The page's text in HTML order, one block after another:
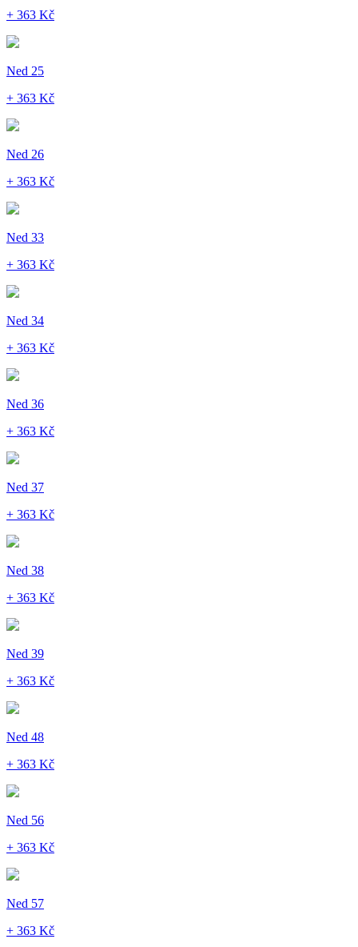
+ 363 Kč
Ned 25
+ 363 Kč
Ned 26
+ 363 Kč
Ned 33
+ 363 Kč
Ned 34
+ 363 Kč
Ned 36
+ 363 Kč
Ned 37
+ 363 Kč
Ned 38
+ 363 Kč
Ned 39
+ 363 Kč
Ned 48
+ 363 Kč
Ned 56
+ 363 Kč
Ned 57
+ 363 Kč